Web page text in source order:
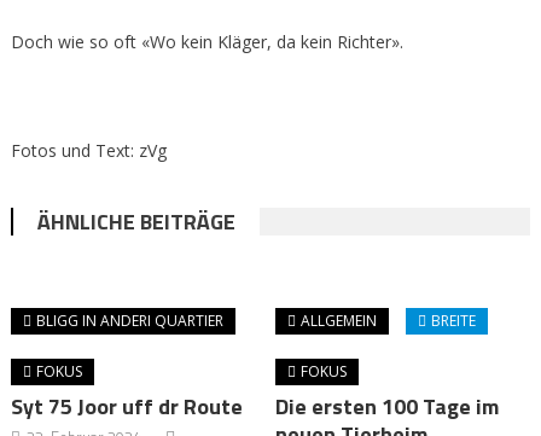
Doch wie so oft «Wo kein Kläger, da kein Richter».
Fotos und Text: zVg
ÄHNLICHE BEITRÄGE
BLIGG IN ANDERI QUARTIER
FOKUS
Syt 75 Joor uff dr Route
ALLGEMEIN BREITE
FOKUS
Die ersten 100 Tage im